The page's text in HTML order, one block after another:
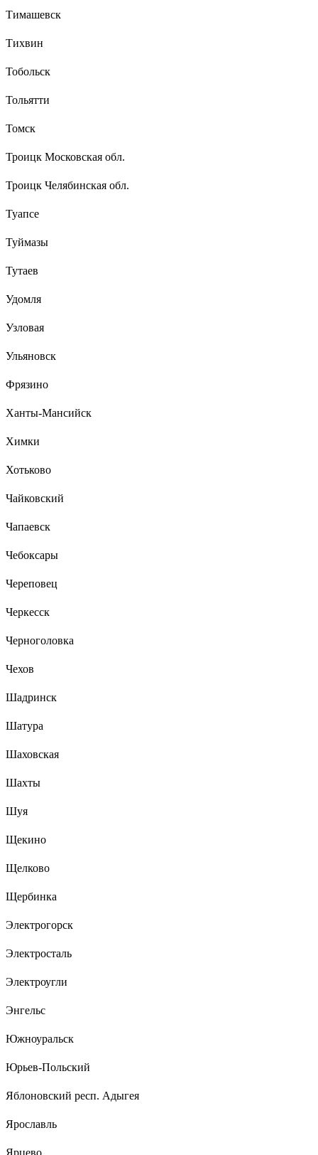
Тимашевск
Тихвин
Тобольск
Тольятти
Томск
Троицк Московская обл.
Троицк Челябинская обл.
Туапсе
Туймазы
Тутаев
Удомля
Узловая
Ульяновск
Фрязино
Ханты-Мансийск
Химки
Хотьково
Чайковский
Чапаевск
Чебоксары
Череповец
Черкесск
Черноголовка
Чехов
Шадринск
Шатура
Шаховская
Шахты
Шуя
Щекино
Щелково
Щербинка
Электрогорск
Электросталь
Электроугли
Энгельс
Южноуральск
Юрьев-Польский
Яблоновский респ. Адыгея
Ярославль
Ярцево